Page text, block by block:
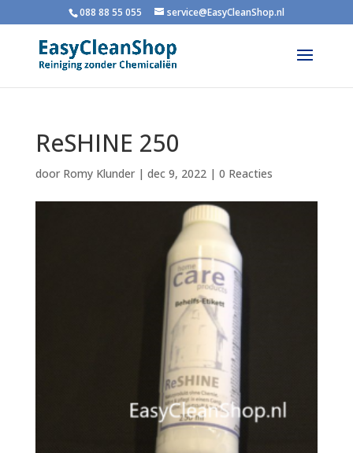
088 88 55 055 service@EasyCleanShop.nl
ReSHINE 250
door Romy Klunder| dec 9, 2022| 0 Reacties